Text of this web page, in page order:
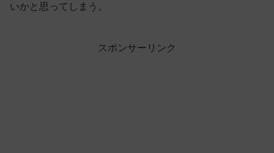
いかと思ってしまう。
スポンサーリンク